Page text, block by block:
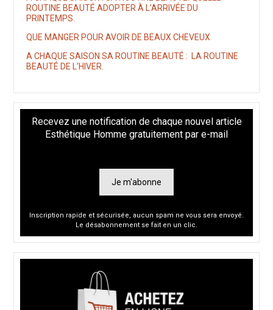
ROUTINE BEAUTÉ ADOPTER À L’ARRIVÉE DU
PRINTEMPS.
QUE MANGER POUR AVOIR DE BEAUX CHEVEUX
A CHAQUE SAISON SA ROUTINE BEAUTÉ : LA ROUTINE
BEAUTÉ DE L’HIVER.
Recevez une notification de chaque nouvel article
Esthétique Homme gratuitement par e-mail
Je m'abonne
Inscription rapide et sécurisée, aucun spam ne vous sera envoyé.
Le désabonnement se fait en un clic.